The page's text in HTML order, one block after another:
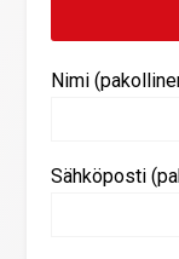
Nimi
Sähköposti